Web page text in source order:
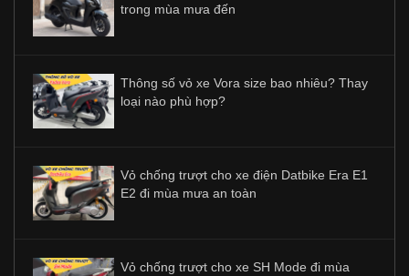
trong mùa mưa đến
Thông số vỏ xe Vora size bao nhiêu? Thay
loại nào phù hợp?
Vỏ chống trượt cho xe điện Datbike Era E1
E2 đi mùa mưa an toàn
Vỏ chống trượt cho xe SH Mode đi mùa